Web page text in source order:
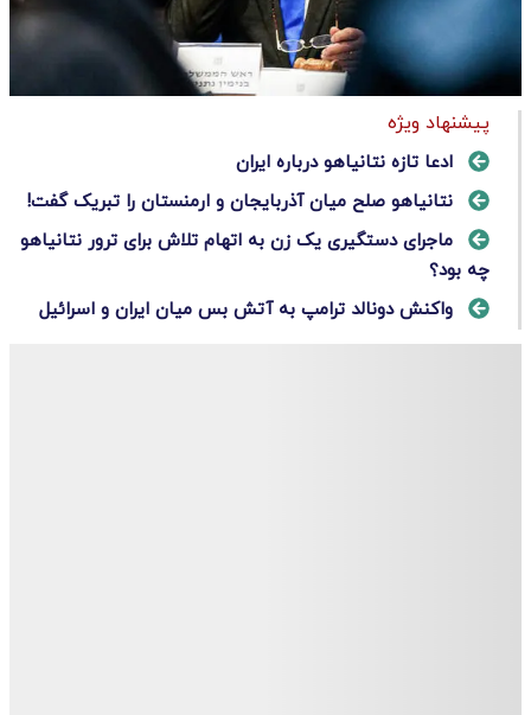
پیشنهاد ویژه
ادعا تازه نتانیاهو درباره ایران
نتانیاهو صلح میان آذربایجان و ارمنستان را تبریک گفت!
ماجرای دستگیری یک زن به اتهام تلاش برای ترور نتانیاهو
چه بود؟
واکنش دونالد ترامپ به آتش بس میان ایران و اسرائیل